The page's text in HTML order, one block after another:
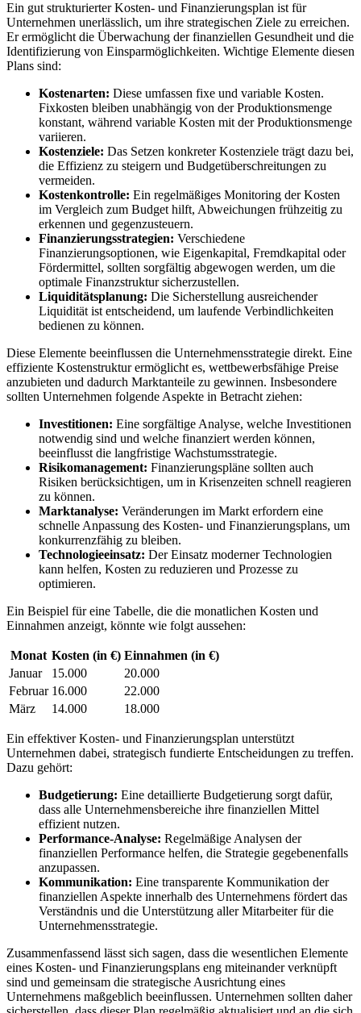
Ein gut strukturierter Kosten- und Finanzierungsplan ist für
‌Unternehmen unerlässlich, um ihre strategischen Ziele zu erreichen.‌
Er ermöglicht die Überwachung ​der finanziellen Gesundheit‌ und die
⁢Identifizierung von Einsparmöglichkeiten. Wichtige Elemente diesen
Plans sind:
Kostenarten: Diese umfassen ‍fixe und ⁣variable Kosten.
Fixkosten bleiben unabhängig von der Produktionsmenge⁣
konstant, während variable⁣ Kosten mit der​ Produktionsmenge
variieren.
Kostenziele: Das Setzen konkreter Kostenziele trägt‍ dazu bei,
die Effizienz zu steigern und Budgetüberschreitungen zu
vermeiden.
Kostenkontrolle: Ein regelmäßiges Monitoring der‌ Kosten
im Vergleich ⁤zum Budget hilft, Abweichungen frühzeitig zu
erkennen und gegenzusteuern.
Finanzierungsstrategien: Verschiedene
Finanzierungsoptionen, wie‍ Eigenkapital, Fremdkapital oder
Fördermittel, sollten sorgfältig abgewogen ‍werden, um​ die
optimale Finanzstruktur sicherzustellen.
Liquiditätsplanung: Die Sicherstellung ausreichender
Liquidität ist entscheidend, um laufende Verbindlichkeiten
⁣bedienen zu ⁢können.
Diese ‍Elemente ​beeinflussen die Unternehmensstrategie direkt. Eine‌
effiziente Kostenstruktur ermöglicht es, wettbewerbsfähige Preise
anzubieten⁣ und dadurch Marktanteile zu gewinnen. Insbesondere
sollten Unternehmen folgende ‍Aspekte in Betracht ziehen:
Investitionen: Eine sorgfältige Analyse, welche⁢ Investitionen
notwendig sind⁤ und welche ‌finanziert werden können,
beeinflusst die langfristige ⁢Wachstumsstrategie.
Risikomanagement: Finanzierungspläne sollten auch
Risiken berücksichtigen, um in Krisenzeiten schnell reagieren
zu können.
Marktanalyse: Veränderungen im Markt erfordern eine⁣
schnelle Anpassung des Kosten- und Finanzierungsplans, ‌um
konkurrenzfähig zu bleiben.
Technologieeinsatz: Der Einsatz moderner Technologien
kann helfen, Kosten zu reduzieren⁤ und Prozesse zu​
optimieren.
Ein Beispiel für ⁤eine Tabelle, die die monatlichen ⁢Kosten und
Einnahmen anzeigt, könnte wie folgt aussehen:
Monat Kosten (in €) Einnahmen (in €)
Januar
15.000
20.000
Februar 16.000
22.000
März
14.000 18.000
Ein effektiver ⁤Kosten- und Finanzierungsplan unterstützt
Unternehmen dabei, strategisch fundierte⁤ Entscheidungen ‍zu treffen.
Dazu gehört:
Budgetierung: ⁤Eine⁢ detaillierte ‍Budgetierung sorgt dafür,
dass alle Unternehmensbereiche ihre finanziellen Mittel⁤
effizient nutzen.
Performance-Analyse: ‌Regelmäßige ⁣Analysen der
finanziellen Performance helfen, die Strategie gegebenenfalls
anzupassen.
Kommunikation: Eine transparente Kommunikation der
finanziellen Aspekte ‍innerhalb des Unternehmens fördert das
Verständnis und die Unterstützung aller Mitarbeiter für die
Unternehmensstrategie.
Zusammenfassend lässt sich sagen, dass die wesentlichen Elemente
eines Kosten- und Finanzierungsplans eng miteinander verknüpft
sind und gemeinsam‍ die strategische Ausrichtung eines
Unternehmens maßgeblich ⁤beeinflussen. Unternehmen sollten daher